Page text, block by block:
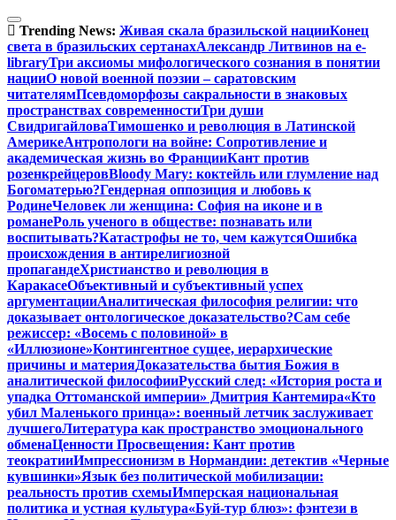
Перейти
к
содержимому
Trending News: Живая скала бразильской нацииКонец
света в бразильских сертанахАлександр Литвинов на e-
libraryТри аксиомы мифологического сознания в понятии
нацииО новой военной поэзии – саратовским
читателямПсевдоморфозы сакральности в знаковых
пространствах современностиТри души
СвидригайловаТимошенко и революция в Латинской
АмерикеАнтропологи на войне: Сопротивление и
академическая жизнь во ФранцииКант против
розенкрейцеровBloody Mary: коктейль или глумление над
Богоматерью?Гендерная оппозиция и любовь к
РодинеЧеловек ли женщина: София на иконе и в
романеРоль ученого в обществе: познавать или
воспитывать?Катастрофы не то, чем кажутсяОшибка
происхождения в антирелигиозной
пропагандеХристианство и революция в
КаракасеОбъективный и субъективный успех
аргументацииАналитическая философия религии: что
доказывает онтологическое доказательство?Сам себе
режиссер: «Восемь с половиной» в
«Иллюзионе»Контингентное сущее, иерархические
причины и материяДоказательства бытия Божия в
аналитической философииРусский след: «История роста и
упадка Оттоманской империи» Дмитрия Кантемира«Кто
убил Маленького принца»: военный летчик заслуживает
лучшегоЛитература как пространство эмоционального
обменаЦенности Просвещения: Кант против
теократииИмпрессионизм в Нормандии: детектив «Черные
кувшинки»Язык без политической мобилизации:
реальность против схемыИмперская национальная
политика и устная культура«Буй-тур блюз»: фэнтези в